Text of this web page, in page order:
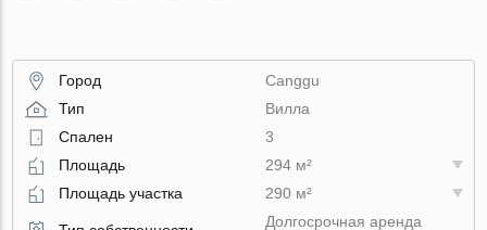
Город
Canggu
Тип
Вилла
Спален
3
Площадь
294 м²
Площадь участка
290 м²
Долгосрочная аренда